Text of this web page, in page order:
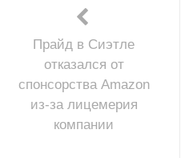
Прайд в Сиэтле
отказался от
спонсорства Amazon
из-за лицемерия
компании